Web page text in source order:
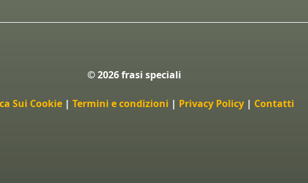
© 2026 frasi speciali
Sui Cookie| Termini e condizioni | Privacy Policy | Contatti